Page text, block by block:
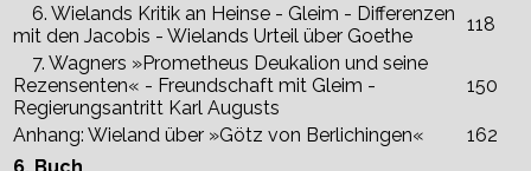
6. Wielands Kritik an Heinse - Gleim - Differenzen
mit den Jacobis - Wielands Urteil über Goethe
118
7. Wagners »Prometheus Deukalion und seine
Rezensenten« - Freundschaft mit Gleim -
Regierungsantritt Karl Augusts
150
Anhang: Wieland über »Götz von Berlichingen«
162